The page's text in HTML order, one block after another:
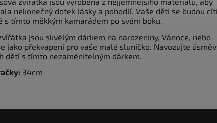
nekonečný dotek lásky a pohodlí. Vaše děti se budou
s tímto měkkým kamarádem po svém boku.
jsou skvělým dárkem na narozeniny, Vánoce, nebo
jako překvapení pro vaše malé sluníčko. Navozujte
dětí s tímto nezaměnitelným dárkem.
34cm